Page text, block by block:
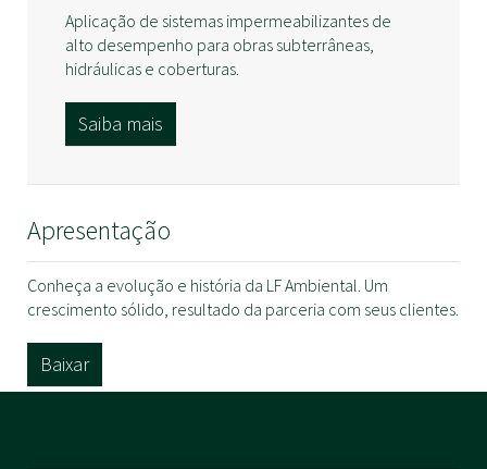
Aplicação de sistemas impermeabilizantes de
alto desempenho para obras subterrâneas,
hidráulicas e coberturas.
Saiba mais
Apresentação
Conheça a evolução e história da LF Ambiental. Um
crescimento sólido, resultado da parceria com seus clientes.
Baixar